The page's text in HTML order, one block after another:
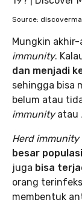
Source:
Mungkin
immunity.
dan menjadi
sehingga bisa
belum atau
immunityatau
Herd immunity
besar
juga bisa
orang
membentuk